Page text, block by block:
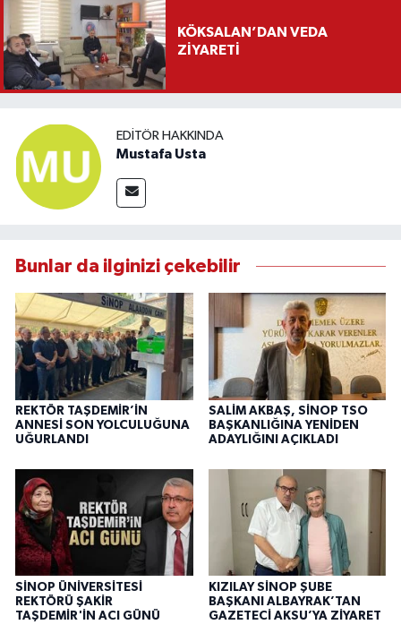
KÖKSALAN’DAN VEDA
ZİYARETİ
EDITÖR HAKKINDA
Mustafa Usta
Bunlar da ilginizi çekebilir
REKTÖR TAŞDEMİR’İN
ANNESİ SON YOLCULUĞUNA
UĞURLANDI
SALİM AKBAŞ, SİNOP TSO
BAŞKANLIĞINA YENİDEN
ADAYLIĞINI AÇIKLADI
SİNOP ÜNİVERSİTESİ
REKTÖRÜ ŞAKİR
TAŞDEMİR'İN ACI GÜNÜ
KIZILAY SİNOP ŞUBE
BAŞKANI ALBAYRAK’TAN
GAZETECİ AKSU’YA ZİYARET